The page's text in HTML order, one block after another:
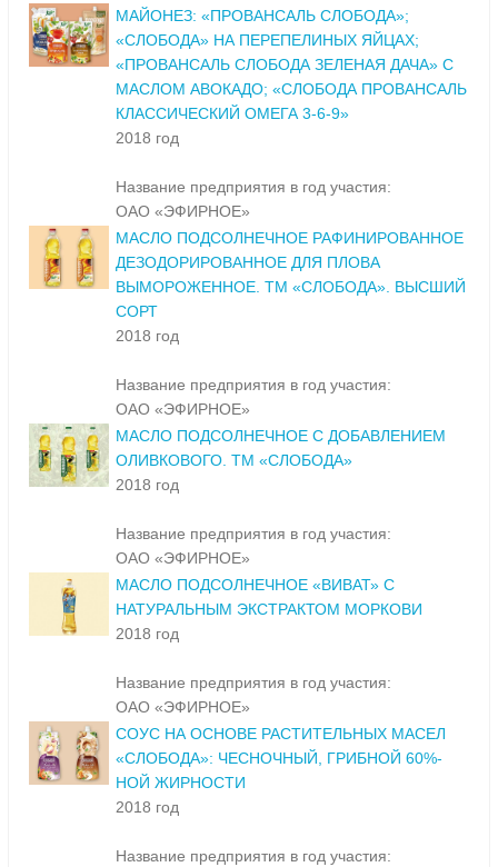
МАЙОНЕЗ: «ПРОВАНСАЛЬ СЛОБОДА»;
«СЛОБОДА» НА ПЕРЕПЕЛИНЫХ ЯЙЦАХ;
«ПРОВАНСАЛЬ СЛОБОДА ЗЕЛЕНАЯ ДАЧА» С
МАСЛОМ АВОКАДО; «СЛОБОДА ПРОВАНСАЛЬ
КЛАССИЧЕСКИЙ ОМЕГА 3-6-9»
2018 год
Название предприятия в год участия:
ОАО «ЭФИРНОЕ»
МАСЛО ПОДСОЛНЕЧНОЕ РАФИНИРОВАННОЕ
ДЕЗОДОРИРОВАННОЕ ДЛЯ ПЛОВА
ВЫМОРОЖЕННОЕ. ТМ «СЛОБОДА». ВЫСШИЙ
СОРТ
2018 год
Название предприятия в год участия:
ОАО «ЭФИРНОЕ»
МАСЛО ПОДСОЛНЕЧНОЕ С ДОБАВЛЕНИЕМ
ОЛИВКОВОГО. ТМ «СЛОБОДА»
2018 год
Название предприятия в год участия:
ОАО «ЭФИРНОЕ»
МАСЛО ПОДСОЛНЕЧНОЕ «ВИВАТ» С
НАТУРАЛЬНЫМ ЭКСТРАКТОМ МОРКОВИ
2018 год
Название предприятия в год участия:
ОАО «ЭФИРНОЕ»
СОУС НА ОСНОВЕ РАСТИТЕЛЬНЫХ МАСЕЛ
«СЛОБОДА»: ЧЕСНОЧНЫЙ, ГРИБНОЙ 60%-
НОЙ ЖИРНОСТИ
2018 год
Название предприятия в год участия: